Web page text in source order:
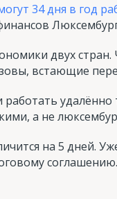
34 дня в год
двух
встающие
а не
на 5 дней.